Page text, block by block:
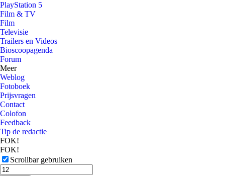
PlayStation 5
Film & TV
Film
Televisie
Trailers en Videos
Bioscoopagenda
Forum
Meer
Weblog
Fotoboek
Prijsvragen
Contact
Colofon
Feedback
Tip de redactie
FOK!
FOK!
Scrollbar gebruiken